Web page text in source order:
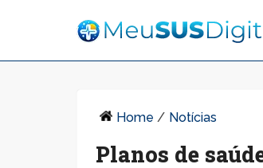
Home / Notícias
Planos de